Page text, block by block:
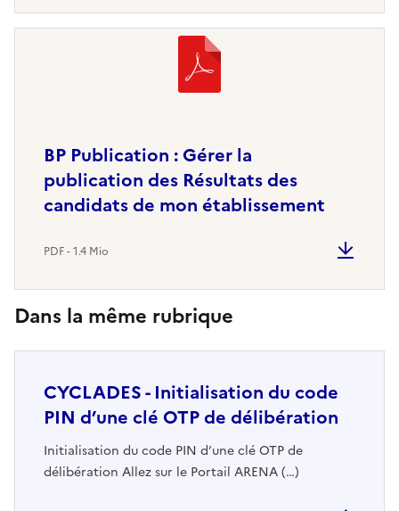
BP Publication : Gérer la
publication des Résultats des
candidats de mon établissement
PDF - 1.4 Mio
Dans la même rubrique
CYCLADES - Initialisation du code
PIN d’une clé OTP de délibération
Initialisation du code PIN d’une clé OTP de
délibération Allez sur le Portail ARENA (…)